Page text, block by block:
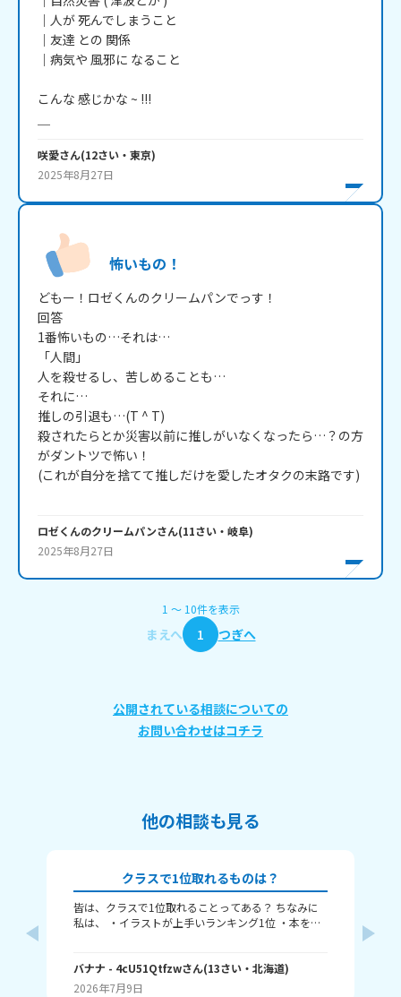
｜人が 死んでしまうこと
｜友達 との 関係
｜病気や 風邪に なること
こんな 感じかな ~ !!!
咲愛さん(12さい・ 東京)
2025年8月27日
怖いもの！
どもー！ロゼくんのクリームパンでっす！
回答
1番怖いもの…それは…
「人間」
人を殺せるし、苦しめることも…
それに…
推しの引退も…(T ^ T)
殺されたらとか災害以前に推しがいなくなったら…？の方
がダントツで怖い！
(これが自分を捨てて推しだけを愛したオタクの末路です)
ロゼくんのクリームパンさん(11さい・ 岐阜)
2025年8月27日
1 〜 10件を表示
まえへ 1 つぎへ
公開されている相談についての
お問い合わせはコチラ
他の相談も見る
クラスで1位取れるものは？
皆は、クラスで1位取れることってある？ ちなみに
私は、 ・イラストが上手いランキング1位 ・本を読
ングで1位取れる？ 書いてくれたら嬉しいです！ じ
ゃね。
バナナ - 4cU51Qtfzwさん(13さい・ 北海道)
2026年7月9日